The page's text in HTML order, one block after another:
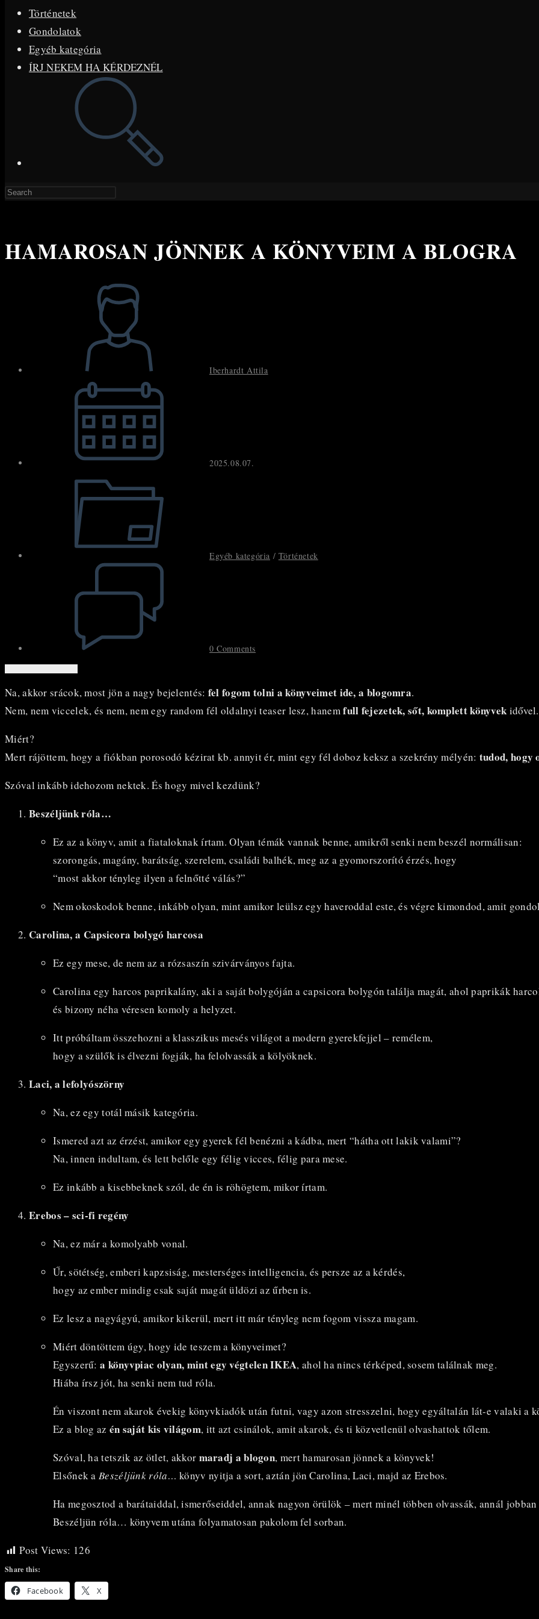
Történetek
Gondolatok
Egyéb kategória
ÍRJ NEKEM HA KÉRDEZNÉL
close
the
search
panel.
HAMAROSAN JÖNNEK A KÖNYVEIM A BLOGRA
Iberhardt Attila
2025.08.07.
Egyéb kategória / Történetek
0 Comments
Na, akkor srácok, most jön a nagy bejelentés: fel fogom tolni a könyveimet ide, a blogomra.
Nem, nem viccelek, és nem, nem egy random fél oldalnyi teaser lesz, hanemfull fejezetek, sőt, komplett könyvekidővel.
Miért?
Mert rájöttem, hogy a fiókban porosodó kézirat kb. annyit ér, mint egy fél doboz keksz a szekrény mélyén: tudod, hogy
Szóval inkább idehozom nektek. És hogy mivel kezdünk?
Beszéljünk róla…
Ez az a könyv, amit a fiataloknak írtam. Olyan témák vannak benne, amikről senki nem beszél normálisan:
szorongás, magány, barátság, szerelem, családi balhék, meg az a gyomorszorító érzés, hogy
“most akkor tényleg ilyen a felnőtté válás?”
Nem okoskodok benne, inkább olyan, mint amikor leülsz egy haveroddal este, és végre kimondod, amit
Carolina, a Capsicora bolygó harcosa
Ez egy mese, de nem az a rózsaszín szivárványos fajta.
Carolina egy harcos paprikalány, aki a saját bolygóján a capsicora bolygón találja magát, ahol paprikák
és bizony néha véresen komoly a helyzet.
Itt próbáltam összehozni a klasszikus mesés világot a modern gyerekfejjel – remélem,
hogy a szülők is élvezni fogják, ha felolvassák a kölyöknek.
Laci, a lefolyószörny
Na, ez egy totál másik kategória.
Ismered azt az érzést, amikor egy gyerek fél benézni a kádba, mert “hátha ott lakik valami”?
Na, innen indultam, és lett belőle egy félig vicces, félig para mese.
Ez inkább a kisebbeknek szól, de én is röhögtem, mikor írtam.
Erebos – sci-fi regény
Na, ez már a komolyabb vonal.
Űr, sötétség, emberi kapzsiság, mesterséges intelligencia, és persze az a kérdés,
hogy az ember mindig csak saját magát üldözi az űrben is.
Ez lesz a nagyágyú, amikor kikerül, mert itt már tényleg nem fogom vissza magam.
Miért döntöttem úgy, hogy ide teszem a könyveimet?
Egyszerű: a könyvpiac olyan, mint egy végtelen IKEA, ahol ha nincs térképed, sosem találnak meg.
Hiába írsz jót, ha senki nem tud róla.
Én viszont nem akarok évekig könyvkiadók után futni, vagy azon stresszelni, hogy egyáltalán lát-e valaki a
Ez a blog az én saját kis világom, itt azt csinálok, amit akarok, és ti közvetlenül olvashattok tőlem.
Szóval, ha tetszik az ötlet, akkor maradj a blogon, mert hamarosan jönnek a könyvek!
Elsőnek a Beszéljünk róla… könyv nyitja a sort, aztán jön Carolina, Laci, majd az Erebos.
Ha megosztod a barátaiddal, ismerőseiddel, annak nagyon örülök – mert minél többen olvassák, annál
Beszéljün róla… könyvem utána folyamatosan pakolom fel sorban.
Post Views: 126
Share this:
Facebook X